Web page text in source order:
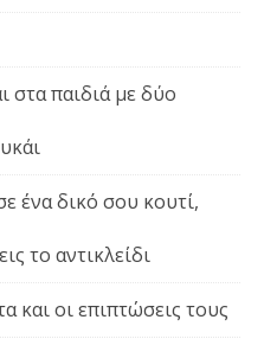
στα παιδιά με δύο
ένα δικό σου κουτί,
το αντικλείδι
και οι επιπτώσεις τους